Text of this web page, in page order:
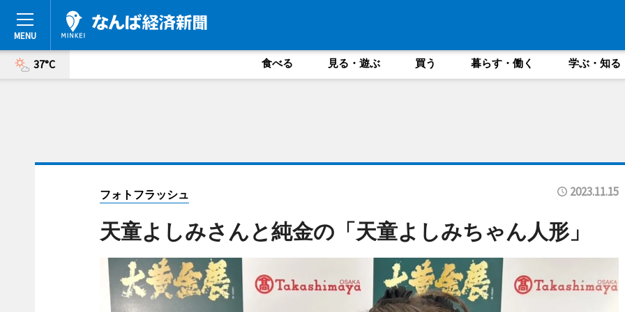
37°C 食べる 見る・遊ぶ 買う 暮らす・働く 学ぶ・知る
フォトフラッシュ 2023.11.15
天童よしみさんと純金の「天童よしみちゃん人形」